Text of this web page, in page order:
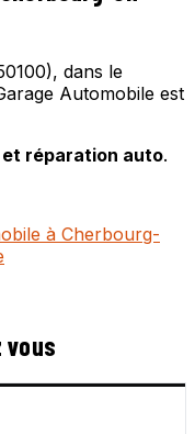
dans le
Automobile est
réparation auto.
à Cherbourg-
vous